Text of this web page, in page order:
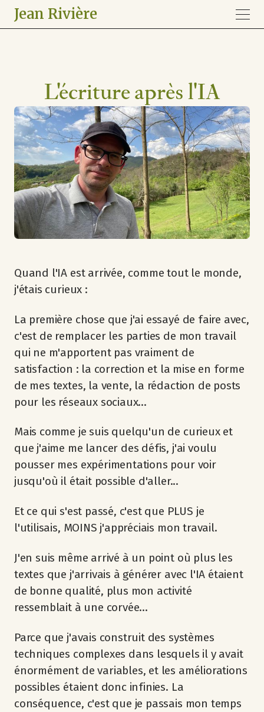
Jean Rivière
L'écriture après l'IA
Quand l'IA est arrivée, comme tout le monde,
j'étais curieux :
La première chose que j'ai essayé de faire avec,
c'est de remplacer les parties de mon travail
qui ne m'apportent pas vraiment de
satisfaction : la correction et la mise en forme
de mes textes, la vente, la rédaction de posts
pour les réseaux sociaux...
Mais comme je suis quelqu'un de curieux et
que j'aime me lancer des défis, j'ai voulu
pousser mes expérimentations pour voir
jusqu'où il était possible d'aller...
Et ce qui s'est passé, c'est que PLUS je
l'utilisais, MOINS j'appréciais mon travail.
J'en suis même arrivé à un point où plus les
textes que j'arrivais à générer avec l'IA étaient
de bonne qualité, plus mon activité
ressemblait à une corvée...
Parce que j'avais construit des systèmes
techniques complexes dans lesquels il y avait
énormément de variables, et les améliorations
possibles étaient donc infinies. La
conséquence, c'est que je passais mon temps